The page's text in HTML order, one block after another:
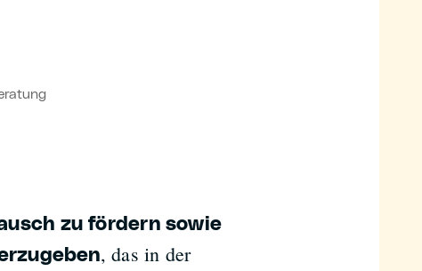
zu fördern sowie
, das in der